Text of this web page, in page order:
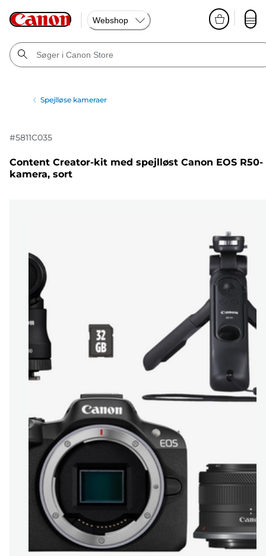
Webshop
Spejlløse kameraer
#5811C035
Content Creator-kit med spejlløst Canon EOS R50-
kamera, sort